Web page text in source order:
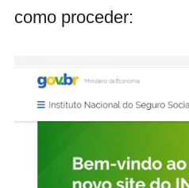
como proceder: